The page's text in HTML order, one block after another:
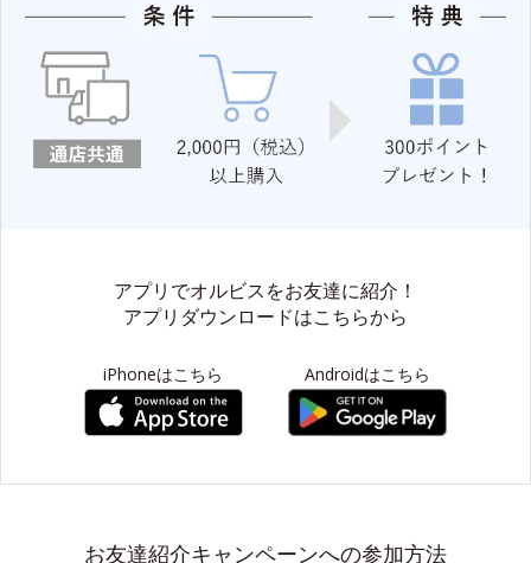
アプリでオルビスをお友達に紹介！
アプリダウンロードはこちらから
iPhoneはこちら Androidはこちら
お友達紹介キャンペーンへの参加方法